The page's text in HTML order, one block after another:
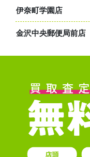
伊奈町学園店
金沢中央郵便局前店